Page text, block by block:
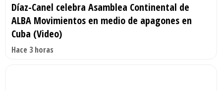
Díaz-Canel celebra Asamblea Continental de
ALBA Movimientos en medio de apagones en
Cuba (Video)
Hace 3 horas